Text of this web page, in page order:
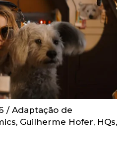
/ Adaptação de
, Guilherme Hofer, HQs,